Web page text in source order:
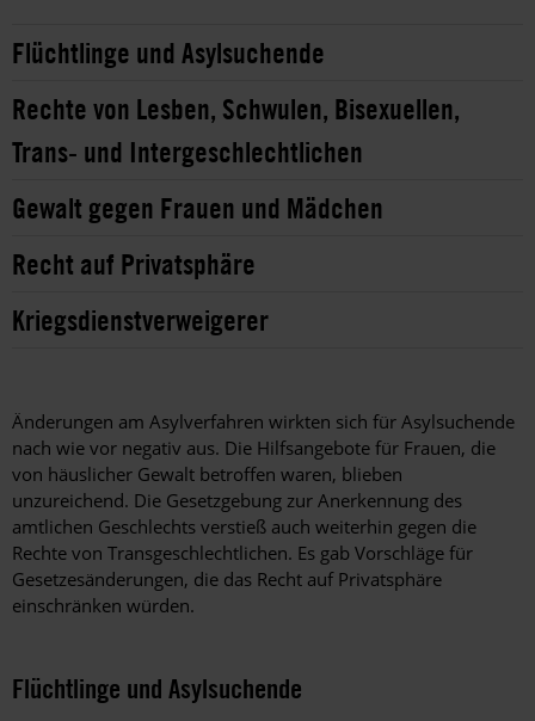
Flüchtlinge und Asylsuchende
Rechte von Lesben, Schwulen, Bisexuellen,
Trans- und Intergeschlechtlichen
Gewalt gegen Frauen und Mädchen
Recht auf Privatsphäre
Kriegsdienstverweigerer
Änderungen am Asylverfahren wirkten sich für Asylsuchende
nach wie vor negativ aus. Die Hilfsangebote für Frauen, die
von häuslicher Gewalt betroffen waren, blieben
unzureichend. Die Gesetzgebung zur Anerkennung des
amtlichen Geschlechts verstieß auch weiterhin gegen die
Rechte von Transgeschlechtlichen. Es gab Vorschläge für
Gesetzesänderungen, die das Recht auf Privatsphäre
einschränken würden.
Flüchtlinge und Asylsuchende